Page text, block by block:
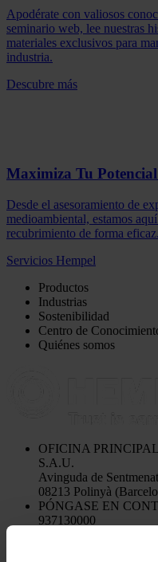
Apodérate con valiosos
seminario web, lee nuestras
materiales exclusivos para
industria.
Descubre más
Maximiza Tu
Desde el asesoramiento de
medioambiental, estamos
recubrimiento de forma eficaz.
Servicios Hempel
Productos
Industrias
Sostenibilidad
Centro de
Quiénes somos
OFICINA
S.A.U.
Avinguda de
08213 Polinyà
PÓNGASE EN
937130000